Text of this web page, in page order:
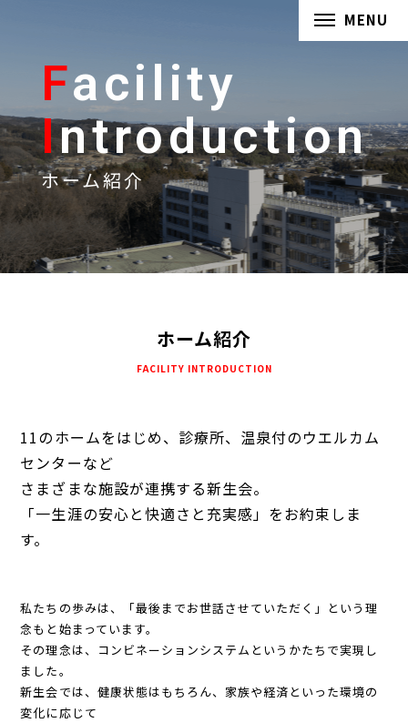
MENU
Facility
Introduction
ホーム紹介
ホーム紹介
FACILITY INTRODUCTION
11のホームをはじめ、診療所、温泉付のウエルカム
センターなど
さまざまな施設が連携する新生会。
「一生涯の安心と快適さと充実感」をお約束しま
す。
私たちの歩みは、「最後までお世話させていただく」という理
念もと始まっています。
その理念は、コンビネーションシステムというかたちで実現し
ました。
新生会では、健康状態はもちろん、家族や経済といった環境の
変化に応じて